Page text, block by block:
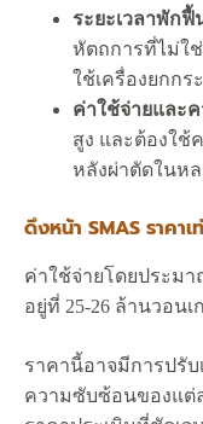
ระยะเวลาพักฟื้
หัตถการที่ไม่ใ
ใช้เครื่องยกกร
ค่าใช้จ่ายและ
สูง และต้องใช้
หลังผ่าตัดในห
ดึงหน้า SMAS ราคาเ
ค่าใช้จ่ายโดยประม
อยู่ที่ 25-26 ล้านวอน
ราคานี้อาจมีการปรั
ความซับซ้อนของแต่